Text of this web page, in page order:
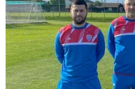
Mostarski vatrogasci